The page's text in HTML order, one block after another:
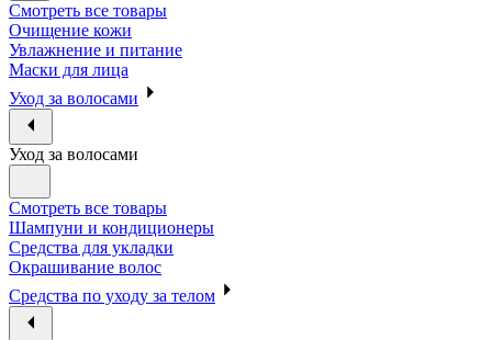
Смотреть все товары
Очищение кожи
Увлажнение и питание
Маски для лица
Уход за волосами
Уход за волосами
Смотреть все товары
Шампуни и кондиционеры
Средства для укладки
Окрашивание волос
Средства по уходу за телом